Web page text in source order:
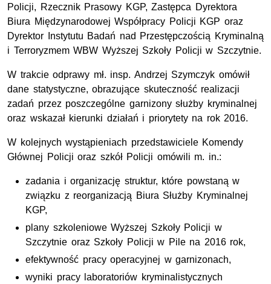
Policji, Rzecznik Prasowy KGP, Zastępca Dyrektora
Biura Międzynarodowej Współpracy Policji KGP oraz
Dyrektor Instytutu Badań nad Przestępczością Kryminalną
i Terroryzmem WBW Wyższej Szkoły Policji w Szczytnie.
W trakcie odprawy mł. insp. Andrzej Szymczyk omówił
dane statystyczne, obrazujące skuteczność realizacji
zadań przez poszczególne garnizony służby kryminalnej
oraz wskazał kierunki działań i priorytety na rok 2016.
W kolejnych wystąpieniach przedstawiciele Komendy
Głównej Policji oraz szkół Policji omówili m. in.:
zadania i organizację struktur, które powstaną w
związku z reorganizacją Biura Służby Kryminalnej
KGP,
plany szkoleniowe Wyższej Szkoły Policji w
Szczytnie oraz Szkoły Policji w Pile na 2016 rok,
efektywność pracy operacyjnej w garnizonach,
wyniki pracy laboratoriów kryminalistycznych